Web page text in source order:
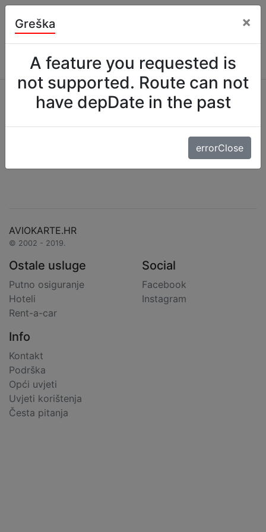
Best price guarantee
+385 1 6329 100
aviokarte@aviokarte.hr
Pretraga
Nije pronađen niti jedan let
AVIOKARTE.HR
© 2002 - 2019.
Ostale usluge
Putno osiguranje
Hoteli
Rent-a-car
Social
Facebook
Instagram
Info
Kontakt
Podrška
Opći uvjeti
Uvjeti korištenja
Česta pitanja
Greška ×
A feature you requested is
not supported. Route can not
have depDate in the past
errorClose